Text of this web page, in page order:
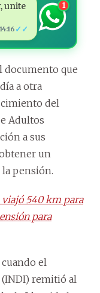
unite
14:16 ✓✓
1
documento que
a otra
del
Adultos
a sus
un
la pensión.
540 km para
para
el
remitió al